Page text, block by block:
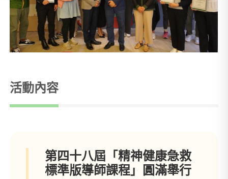
活動內容
第四十八屆「精神健康急救
標準版導師課程」圓滿舉行